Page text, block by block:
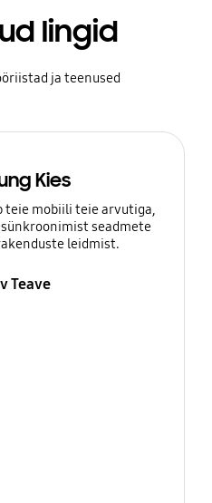
lingid
ja teenused
Kies
teie mobiili teie arvutiga,
seadmete
leidmist.
Teave